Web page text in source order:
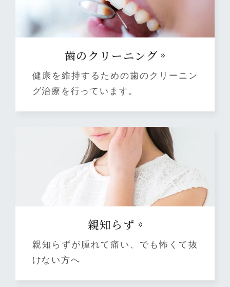
⻭のクリーニング
健康を維持するための歯のクリーニン
グ治療を行っています。
親知らず
親知らずが腫れて痛い、でも怖くて抜
けない方へ